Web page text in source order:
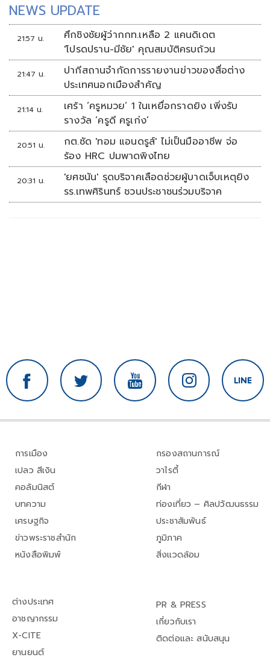
NEWS UPDATE
21:57 น.
ศึกชิงชัยผู้ว่ากกท.เหลือ 2 แคนดิเดต
'โปรดปราน-มีชัย' คุณสมบัติครบถ้วน
21:47 น.
ปากีสถานจำกัดการรายงานข่าวของสื่อต่าง
ประเทศนอกเมืองสำคัญ
21:14 น.
เศร้า ‘ครูหมวย’ 1 ในเหยื่อกราดยิง เพิ่งรับ
รางวัล ‘ครูดี ครูเก่ง’
20:51 น.
กต.ซัด 'ทอม แอนดรูส์' ไม่เป็นมืออาชีพ จ่อ
ร้อง HRC ปมพาดพิงไทย
20:31 น.
'ยศชนัน' รุดบริจาคเลือดช่วยผู้บาดเจ็บเหตุยิง
รร.เทพศิรินทร์ ชวนประชาชนร่วมบริจาค
การเมือง
เปลว สีเงิน
คอลัมนิสต์
บทความ
เศรษฐกิจ
ข่าวพระราชสำนัก
หนังสือพิมพ์
กรองสถานการณ์
วาไรตี้
กีฬา
ท่องเที่ยว – ศิลปวัฒนธรรม
ประชาสัมพันธ์
ภูมิภาค
สิ่งแวดล้อม
ต่างประเทศ
อาชญากรรม
X-CITE
ยานยนต์
PR & PRESS
เกี่ยวกับเรา
ติดต่อและ สนับสนุน